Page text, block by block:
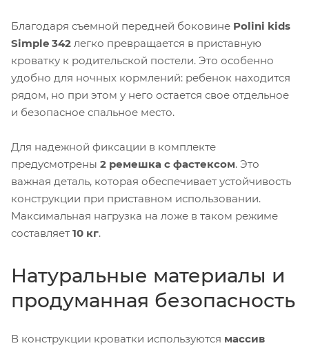
Благодаря съемной передней боковине Polini kids
Simple 342 легко превращается в приставную
кроватку к родительской постели. Это особенно
удобно для ночных кормлений: ребенок находится
рядом, но при этом у него остается свое отдельное
и безопасное спальное место.
Для надежной фиксации в комплекте
предусмотрены 2 ремешка с фастексом. Это
важная деталь, которая обеспечивает устойчивость
конструкции при приставном использовании.
Максимальная нагрузка на ложе в таком режиме
составляет 10 кг.
Натуральные материалы и
продуманная безопасность
В конструкции кроватки используются массив